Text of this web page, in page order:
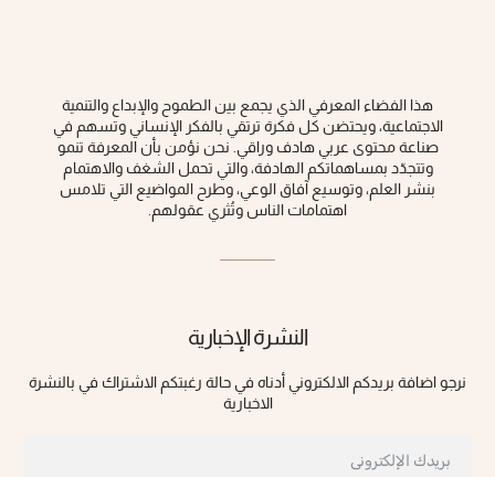
هذا الفضاء المعرفي الذي يجمع بين الطموح والإبداع والتنمية
الاجتماعية، ويحتضن كل فكرة ‏ترتقي بالفكر الإنساني وتسهم في
صناعة محتوى عربي هادف وراقي‎.‎ نحن نؤمن بأن المعرفة تنمو
وتتجدّد بمساهماتكم الهادفة، والتي تحمل الشغف والاهتمام
بنشر العلم، وتوسيع آفاق الوعي، ‏وطرح المواضيع التي تلامس
اهتمامات الناس وتُثري عقولهم‎.‎
النشرة الإخبارية
نرجو اضافة بريدكم الالكتروني أدناه في حالة رغبتكم الاشتراك في بالنشرة
الاخبارية